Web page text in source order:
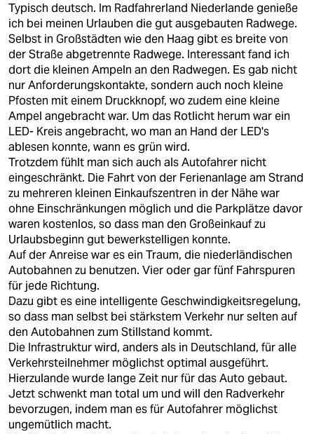
Typisch deutsch. Im Radfahrerland Niederlande genieße
ich bei meinen Urlauben die gut ausgebauten Radwege.
Selbst in Großstädten wie den Haag gibt es breite von
der Straße abgetrennte Radwege. Interessant fand ich
dort die kleinen Ampeln an den Radwegen. Es gab nicht
nur Anforderungskontakte, sondern auch noch kleine
Pfosten mit einem Druckknopf, wo zudem eine kleine
Ampel angebracht war. Um das Rotlicht herum war ein
LED- Kreis angebracht, wo man an Hand der LED's
ablesen konnte, wann es grün wird.
Trotzdem fühlt man sich auch als Autofahrer nicht
eingeschränkt. Die Fahrt von der Ferienanlage am Strand
zu mehreren kleinen Einkaufszentren in der Nähe war
ohne Einschränkungen möglich und die Parkplätze davor
waren kostenlos, so dass man den Großeinkauf zu
Urlaubsbeginn gut bewerkstelligen konnte.
Auf der Anreise war es ein Traum, die niederländischen
Autobahnen zu benutzen. Vier oder gar fünf Fahrspuren
für jede Richtung.
Dazu gibt es eine intelligente Geschwindigkeitsregelung,
so dass man selbst bei stärkstem Verkehr nur selten auf
den Autobahnen zum Stillstand kommt.
Die Infrastruktur wird, anders als in Deutschland, für alle
Verkehrsteilnehmer möglichst optimal ausgeführt.
Hierzulande wurde lange Zeit nur für das Auto gebaut.
Jetzt schwenkt man total um und will den Radverkehr
bevorzugen, indem man es für Autofahrer möglichst
ungemütlich macht.